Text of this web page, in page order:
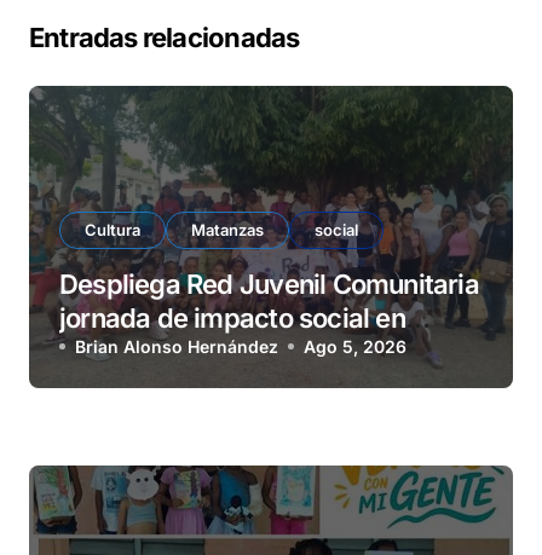
Entradas relacionadas
Cultura Matanzas social
Despliega Red Juvenil Comunitaria
jornada de impacto social en
barrio La Marina
Brian Alonso Hernández Ago 5, 2026